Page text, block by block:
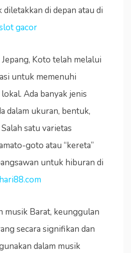
di depan atau di
gacor
Koto telah melalui
untuk memenuhi
Ada banyak jenis
dalam ukuran, bentuk,
satu varietas
goto atau “kereta”
untuk hiburan di
musik Barat, keunggulan
secara signifikan dan
dalam musik